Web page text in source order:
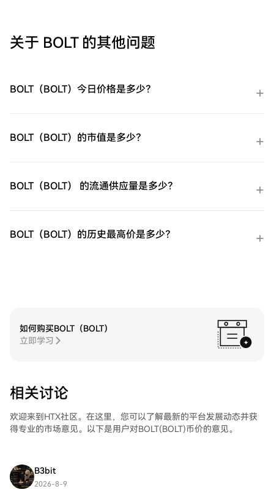
介的需求并支持高效的点对点交换，来颠覆
传统货币体系。本文将深入探讨闪电币的本
（$BOLT）？ 闪电币是一个社区拥有的去中
致敬。然而，超越表面的吸引力，闪电币旨
zkSync的先进能力，确保不仅交易速度快，
络相关的经济障碍。 闪电币的创始人是谁
领域越来越受欢迎，反映出向以社区为中心
的项目开发的转变。 闪电币的投资者是谁
能来自草根参与，而非传统风险投资。这样
神相一致，通常优先考虑去中心化和用户赋
权，而非集中化的财政支持。 闪电币是如何
零知识汇聚技术实现快速交易处理。这种开
创性的方法不仅提升了交易速度，还大幅降
关于 BOLT 的其他问题
BOLT（BOLT）今日价格是多少？
BOLT（BOLT）的市值是多少？
BOLT（BOLT） 的流通供应量是多少？
BOLT（BOLT）的历史最高价是多少？
如何购买BOLT（BOLT）
立即学习
相关讨论
欢迎来到HTX社区。在这里，您可以了解最新的平台发展动态并获
得专业的市场意见。以下是用户对BOLT(BOLT)币价的意见。
B3bit
2026-8-9